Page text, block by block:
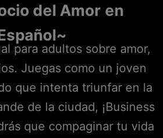
del Amor en
para adultos sobre amor,
Juegas como un joven
que intenta triunfar en la
de la ciudad, ¡Business
que compaginar tu vida